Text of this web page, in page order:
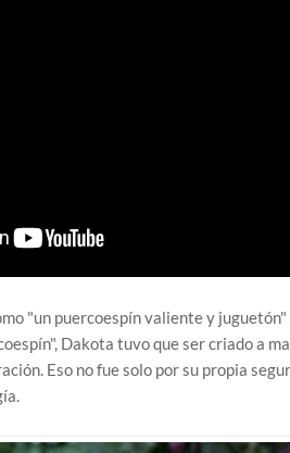
"un puercoespín valiente y
Dakota tuvo que ser criado a
Eso no fue solo por su propia